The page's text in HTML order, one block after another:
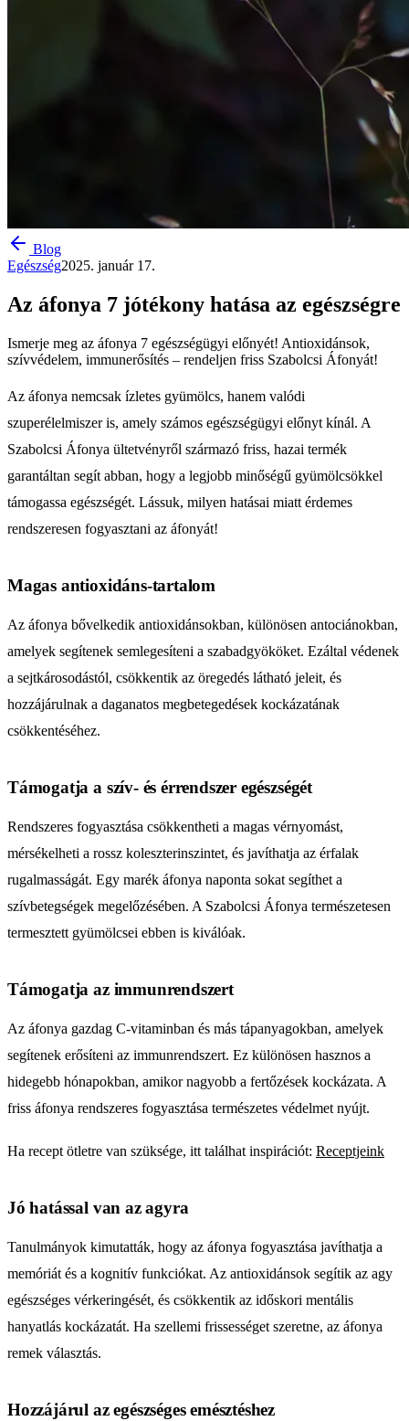
Blog
Egészség2025. január 17.
Az áfonya 7 jótékony hatása az egészségre
Ismerje meg az áfonya 7 egészségügyi előnyét! Antioxidánsok,
szívvédelem, immunerősítés – rendeljen friss Szabolcsi Áfonyát!
Az áfonya nemcsak ízletes gyümölcs, hanem valódi
szuperélelmiszer is, amely számos egészségügyi előnyt kínál. A
Szabolcsi Áfonya ültetvényről származó friss, hazai termék
garantáltan segít abban, hogy a legjobb minőségű gyümölcsökkel
támogassa egészségét. Lássuk, milyen hatásai miatt érdemes
rendszeresen fogyasztani az áfonyát!
Magas antioxidáns-tartalom
Az áfonya bővelkedik antioxidánsokban, különösen antociánokban,
amelyek segítenek semlegesíteni a szabadgyököket. Ezáltal védenek
a sejtkárosodástól, csökkentik az öregedés látható jeleit, és
hozzájárulnak a daganatos megbetegedések kockázatának
csökkentéséhez.
Támogatja a szív- és érrendszer egészségét
Rendszeres fogyasztása csökkentheti a magas vérnyomást,
mérsékelheti a rossz koleszterinszintet, és javíthatja az érfalak
rugalmasságát. Egy marék áfonya naponta sokat segíthet a
szívbetegségek megelőzésében. A Szabolcsi Áfonya természetesen
termesztett gyümölcsei ebben is kiválóak.
Támogatja az immunrendszert
Az áfonya gazdag C-vitaminban és más tápanyagokban, amelyek
segítenek erősíteni az immunrendszert. Ez különösen hasznos a
hidegebb hónapokban, amikor nagyobb a fertőzések kockázata. A
friss áfonya rendszeres fogyasztása természetes védelmet nyújt.
Ha recept ötletre van szüksége, itt találhat inspirációt: Receptjeink
Jó hatással van az agyra
Tanulmányok kimutatták, hogy az áfonya fogyasztása javíthatja a
memóriát és a kognitív funkciókat. Az antioxidánsok segítik az agy
egészséges vérkeringését, és csökkentik az időskori mentális
hanyatlás kockázatát. Ha szellemi frissességet szeretne, az áfonya
remek választás.
Hozzájárul az egészséges emésztéshez